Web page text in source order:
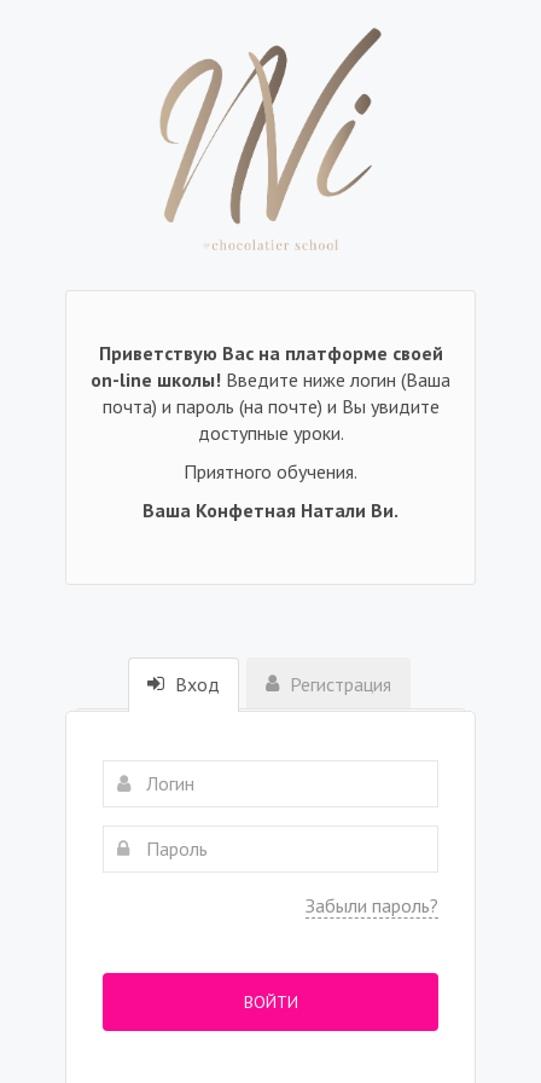
Приветствую Вас на платформе своей
on-line школы! Введите ниже логин (Ваша
почта) и пароль (на почте) и Вы увидите
доступные уроки.
Приятного обучения.
Ваша Конфетная Натали Ви.
Вход Регистрация
Забыли пароль?
ВОЙТИ